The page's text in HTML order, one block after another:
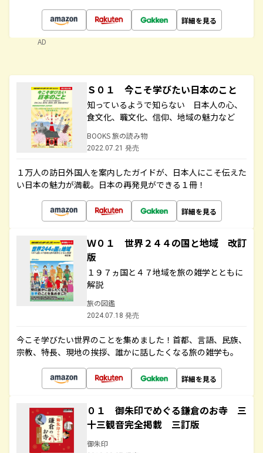
詳細を見る
AD
Ｓ０１ 今こそ学びたい日本のこと
知っているようで知らない 日本人の心、
食文化、職文化、信仰、地域の魅力など
BOOKS 旅の読み物
2022.07.21 発売
１万人の訪日外国人を案内したガイドが、日本人にこそ伝えた
い日本の魅力が満載。日本の再発見ができる１冊！
詳細を見る
Ｗ０１ 世界２４４の国と地域 改訂
版
１９７ヵ国と４７地域を旅の雑学とともに
解説
旅の図鑑
2024.07.18 発売
今こそ学びたい世界のことを集めました！首都、言語、民族、
宗教、特長、現地の挨拶、誰かに話したくなる旅の雑学も。
詳細を見る
０１ 御朱印でめぐる鎌倉のお寺 三
十三観音完全掲載 三訂版
御朱印